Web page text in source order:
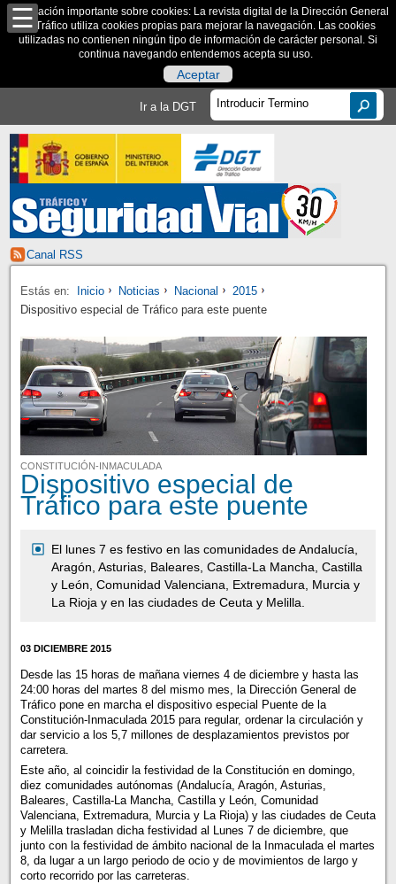
Información importante sobre cookies: La revista digital de la Dirección General
de Tráfico utiliza cookies propias para mejorar la navegación. Las cookies
utilizadas no contienen ningún tipo de información de carácter personal. Si
continua navegando entendemos acepta su uso.
Aceptar
Ir a la DGT
Canal RSS
Estás en: Inicio Noticias Nacional
2015
Dispositivo especial de Tráfico para este puente
CONSTITUCIÓN-INMACULADA
Dispositivo especial de
Tráfico para este puente
El lunes 7 es festivo en las comunidades de Andalucía,
Aragón, Asturias, Baleares, Castilla-La Mancha, Castilla
y León, Comunidad Valenciana, Extremadura, Murcia y
La Rioja y en las ciudades de Ceuta y Melilla.
03 DICIEMBRE 2015
Desde las 15 horas de mañana viernes 4 de diciembre y hasta las
24:00 horas del martes 8 del mismo mes, la Dirección General de
Tráfico pone en marcha el dispositivo especial Puente de la
Constitución-Inmaculada 2015 para regular, ordenar la circulación y
dar servicio a los 5,7 millones de desplazamientos previstos por
carretera.
Este año, al coincidir la festividad de la Constitución en domingo,
diez comunidades autónomas (Andalucía, Aragón, Asturias,
Baleares, Castilla-La Mancha, Castilla y León, Comunidad
Valenciana, Extremadura, Murcia y La Rioja) y las ciudades de Ceuta
y Melilla trasladan dicha festividad al Lunes 7 de diciembre, que
junto con la festividad de ámbito nacional de la Inmaculada el martes
8, da lugar a un largo periodo de ocio y de movimientos de largo y
corto recorrido por las carreteras.